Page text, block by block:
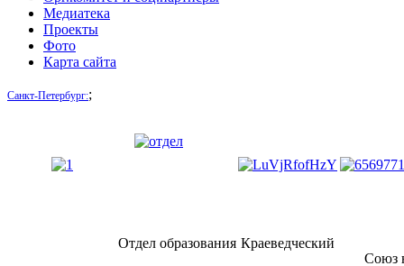
Медиатека
Проекты
Фото
Карта сайта
Санкт-Петербург:;
Отдел образования Краеведческий
Союз